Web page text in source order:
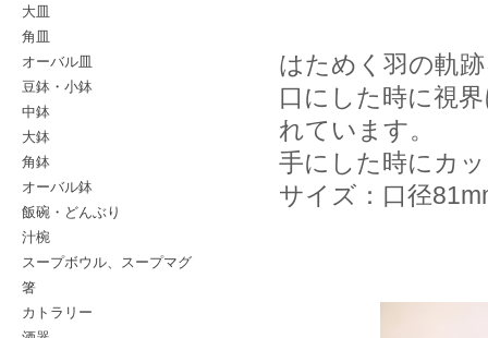
大皿
角皿
オーバル皿
豆鉢・小鉢
中鉢
大鉢
角鉢
オーバル鉢
飯碗・どんぶり
汁椀
スープボウル、スープマグ
箸
カトラリー
はためく羽の軌
口にした時に視
れています。
手にした時にカ
サイズ：口径